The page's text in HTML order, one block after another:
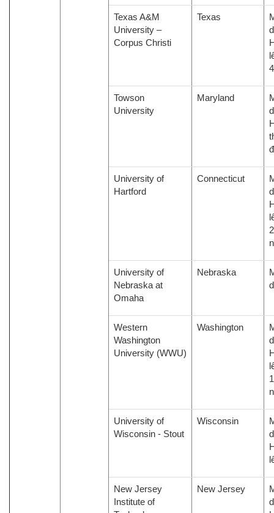
Texas A&M
University –
Corpus Christi
Texas
Towson
University
Maryland
University of
Hartford
Connecticut
University of
Nebraska at
Omaha
Nebraska
Western
Washington
University (WWU)
Washington
University of
Wisconsin - Stout
Wisconsin
New Jersey
Institute of
New Jersey